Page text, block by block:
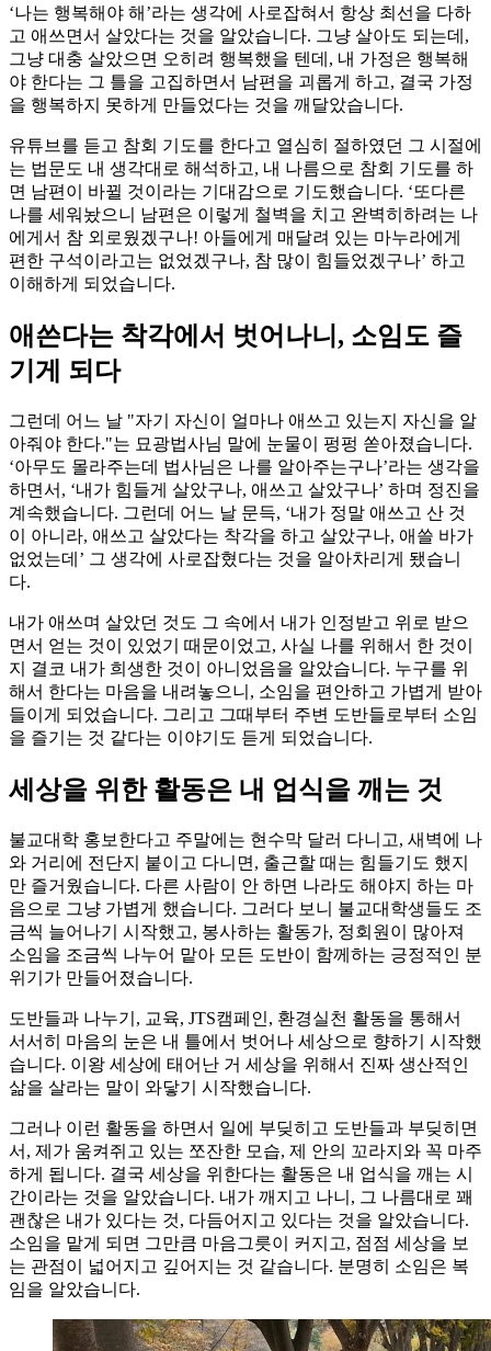
‘나는 행복해야 해’라는 생각에 사로잡혀서 항상 최선을 다하
고 애쓰면서 살았다는 것을 알았습니다. 그냥 살아도 되는데,
그냥 대충 살았으면 오히려 행복했을 텐데, 내 가정은 행복해
야 한다는 그 틀을 고집하면서 남편을 괴롭게 하고, 결국 가정
을 행복하지 못하게 만들었다는 것을 깨달았습니다.
유튜브를 듣고 참회 기도를 한다고 열심히 절하였던 그 시절에
는 법문도 내 생각대로 해석하고, 내 나름으로 참회 기도를 하
면 남편이 바뀔 것이라는 기대감으로 기도했습니다. ‘또다른
나를 세워놨으니 남편은 이렇게 철벽을 치고 완벽히하려는 나
에게서 참 외로웠겠구나! 아들에게 매달려 있는 마누라에게
편한 구석이라고는 없었겠구나, 참 많이 힘들었겠구나’ 하고
이해하게 되었습니다.
애쓴다는 착각에서 벗어나니, 소임도 즐
기게 되다
그런데 어느 날 "자기 자신이 얼마나 애쓰고 있는지 자신을 알
아줘야 한다."는 묘광법사님 말에 눈물이 펑펑 쏟아졌습니다.
‘아무도 몰라주는데 법사님은 나를 알아주는구나’라는 생각을
하면서, ‘내가 힘들게 살았구나, 애쓰고 살았구나’ 하며 정진을
계속했습니다. 그런데 어느 날 문득, ‘내가 정말 애쓰고 산 것
이 아니라, 애쓰고 살았다는 착각을 하고 살았구나, 애쓸 바가
없었는데’ 그 생각에 사로잡혔다는 것을 알아차리게 됐습니
다.
내가 애쓰며 살았던 것도 그 속에서 내가 인정받고 위로 받으
면서 얻는 것이 있었기 때문이었고, 사실 나를 위해서 한 것이
지 결코 내가 희생한 것이 아니었음을 알았습니다. 누구를 위
해서 한다는 마음을 내려놓으니, 소임을 편안하고 가볍게 받아
들이게 되었습니다. 그리고 그때부터 주변 도반들로부터 소임
을 즐기는 것 같다는 이야기도 듣게 되었습니다.
세상을 위한 활동은 내 업식을 깨는 것
불교대학 홍보한다고 주말에는 현수막 달러 다니고, 새벽에 나
와 거리에 전단지 붙이고 다니면, 출근할 때는 힘들기도 했지
만 즐거웠습니다. 다른 사람이 안 하면 나라도 해야지 하는 마
음으로 그냥 가볍게 했습니다. 그러다 보니 불교대학생들도 조
금씩 늘어나기 시작했고, 봉사하는 활동가, 정회원이 많아져
소임을 조금씩 나누어 맡아 모든 도반이 함께하는 긍정적인 분
위기가 만들어졌습니다.
도반들과 나누기, 교육, JTS캠페인, 환경실천 활동을 통해서
서서히 마음의 눈은 내 틀에서 벗어나 세상으로 향하기 시작했
습니다. 이왕 세상에 태어난 거 세상을 위해서 진짜 생산적인
삶을 살라는 말이 와닿기 시작했습니다.
그러나 이런 활동을 하면서 일에 부딪히고 도반들과 부딪히면
서, 제가 움켜쥐고 있는 쪼잔한 모습, 제 안의 꼬라지와 꼭 마주
하게 됩니다. 결국 세상을 위한다는 활동은 내 업식을 깨는 시
간이라는 것을 알았습니다. 내가 깨지고 나니, 그 나름대로 꽤
괜찮은 내가 있다는 것, 다듬어지고 있다는 것을 알았습니다.
소임을 맡게 되면 그만큼 마음그릇이 커지고, 점점 세상을 보
는 관점이 넓어지고 깊어지는 것 같습니다. 분명히 소임은 복
임을 알았습니다.